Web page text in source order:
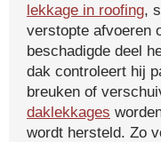
lekkage in roofing,
verstopte afvoeren
beschadigde deel
dak controleert hij
breuken of
daklekkages
wordt hersteld. Zo